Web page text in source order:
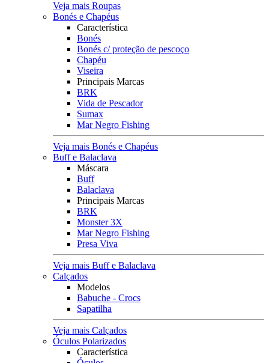
Veja mais Roupas
Bonés e Chapéus
Característica
Bonés
Bonés c/ proteção de pescoço
Chapéu
Viseira
Principais Marcas
BRK
Vida de Pescador
Sumax
Mar Negro Fishing
Veja mais Bonés e Chapéus
Buff e Balaclava
Máscara
Buff
Balaclava
Principais Marcas
BRK
Monster 3X
Mar Negro Fishing
Presa Viva
Veja mais Buff e Balaclava
Calçados
Modelos
Babuche - Crocs
Sapatilha
Veja mais Calçados
Óculos Polarizados
Característica